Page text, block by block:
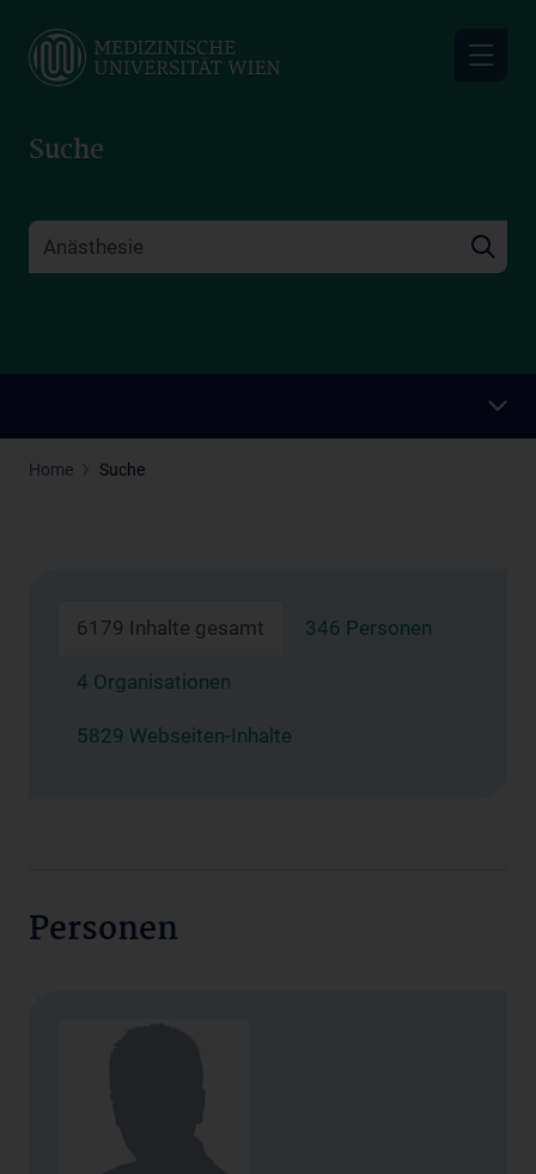
main
Suche
Home Suche
6179 Inhalte gesamt 346 Personen
4 Organisationen
5829 Webseiten-Inhalte
Personen